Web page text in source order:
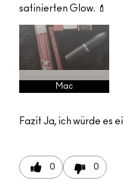
satinierten Glow. 💄
Mac
Fazit Ja, ich würde es
0 0